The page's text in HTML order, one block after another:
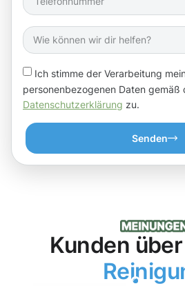
Ich stimme der Verarbeitung
personenbezogenen Daten gemäß
Datenschutzerklärung zu.
Senden
Kunden